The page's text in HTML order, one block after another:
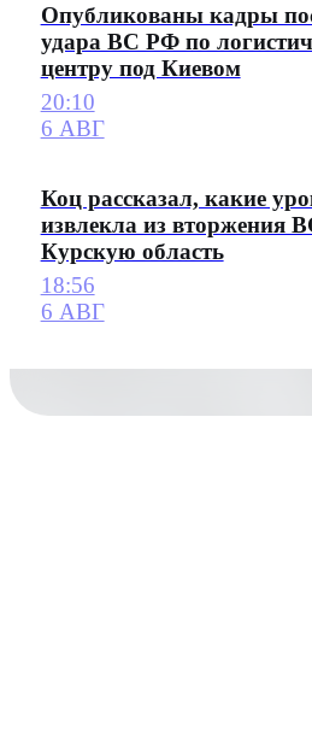
Опубликованы кадры
удара ВС РФ по
центру под Киевом
20:10
6 АВГ
Коц рассказал, какие
извлекла из вторжения
Курскую область
18:56
6 АВГ